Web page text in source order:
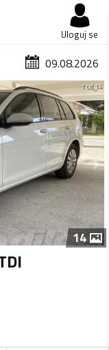
Uloguj se
09.08.2026
1 od 14
14